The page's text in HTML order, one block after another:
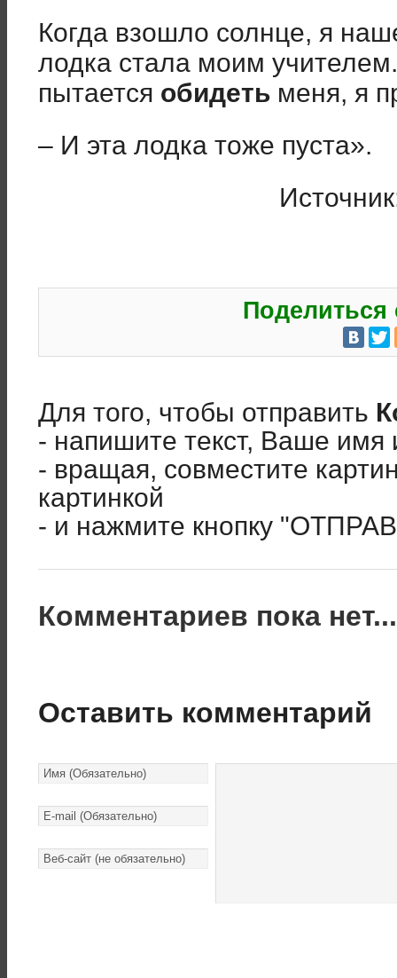
Когда взошло солнце, я
лодка стала моим
пытается обидеть меня, я
– И эта лодка тоже пуста».
Поделиться
Для того, чтобы отправить
- напишите текст, Ваше имя
- вращая, совместите
картинкой
- и нажмите кнопку
Комментариев пока
Оставить комментарий